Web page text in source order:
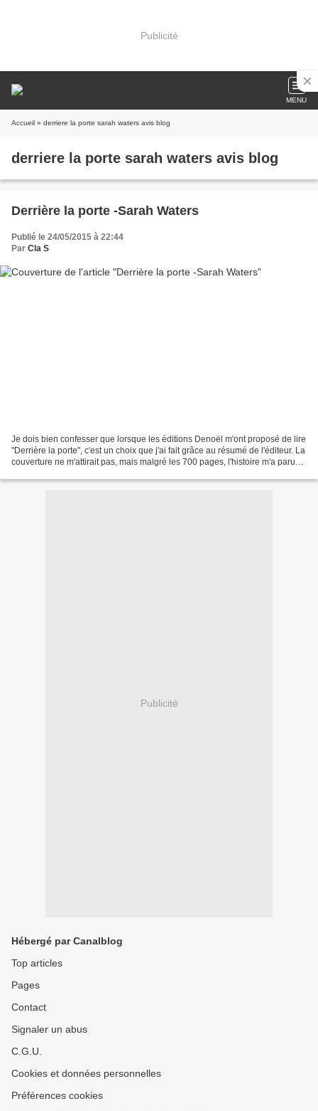
Publicité
MENU
Accueil » derriere la porte sarah waters avis blog
derriere la porte sarah waters avis blog
Derrière la porte -Sarah Waters
Publié le 24/05/2015 à 22:44
Par Cla S
Je dois bien confesser que lorsque les éditions Denoël m'ont proposé de lire
"Derrière la porte", c'est un choix que j'ai fait grâce au résumé de l'éditeur. La
couverture ne m'attirait pas, mais malgré les 700 pages, l'histoire m'a parue
Publicité
Hébergé par Canalblog
Top articles
Pages
Contact
Signaler un abus
C.G.U.
Cookies et données personnelles
Préférences cookies